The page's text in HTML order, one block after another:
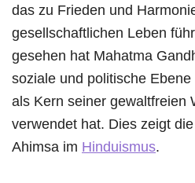
das zu Frieden und
gesellschaftlichen Leben
gesehen hat Mahatma
soziale und politische
als Kern seiner gewaltfreien
verwendet hat. Dies zeigt
Ahimsa im Hinduismus.